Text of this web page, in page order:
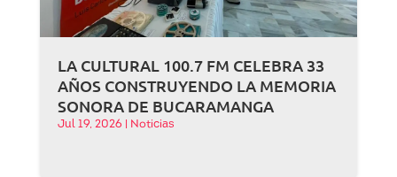
LA CULTURAL 100.7 FM CELEBRA 33
AÑOS CONSTRUYENDO LA MEMORIA
SONORA DE BUCARAMANGA
Jul 19, 2026 Noticias